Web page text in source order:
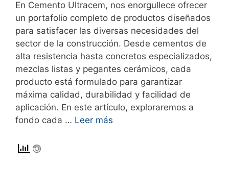
En Cemento Ultracem, nos enorgullece ofrecer
un portafolio completo de productos diseñados
para satisfacer las diversas necesidades del
sector de la construcción. Desde cementos de
alta resistencia hasta concretos especializados,
mezclas listas y pegantes cerámicos, cada
producto está formulado para garantizar
máxima calidad, durabilidad y facilidad de
aplicación. En este artículo, exploraremos a
fondo cada … Leer más